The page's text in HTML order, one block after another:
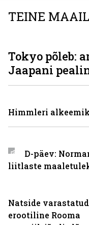
TEINE
Natside varastatud
erootiline Rooma
Tokyo põleb:
Jaapani
Himmleri
D-päev:
liitlaste